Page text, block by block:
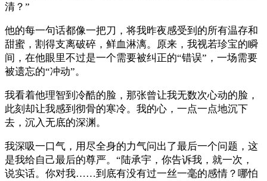
清？”
他的每一句话都像一把刀，将我昨夜感受到的所有温存和
甜蜜，割得支离破碎，鲜血淋漓。原来，我视若珍宝的瞬
间，在他眼里不过是一个需要被纠正的“错误”，一场需要
被遗忘的“冲动”。
我看着他理智到冷酷的脸，那张曾让我无数次心动的脸，
此刻却让我感到彻骨的寒冷。我的心，一点一点地沉下
去，沉入无底的深渊。
我深吸一口气，用尽全身的力气问出了最后一个问题，这
是我给自己最后的尊严。“陆承宇，你告诉我，就一次，
说实话。你对我……到底有没有过一丝一毫的感情？哪怕